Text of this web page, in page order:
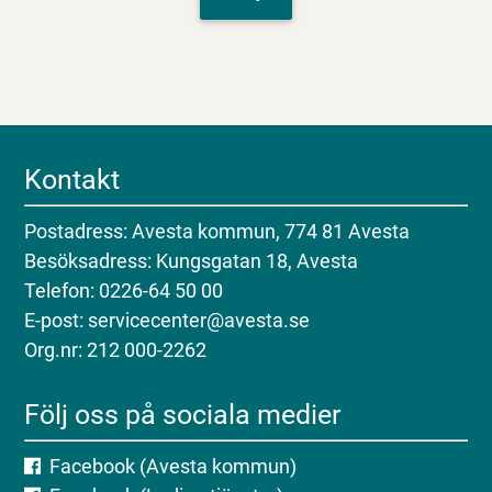
Kontakt
Postadress: Avesta kommun, 774 81 Avesta
Besöksadress: Kungsgatan 18, Avesta
Telefon: 0226-64 50 00
E-post: servicecenter@avesta.se
Org.nr: 212 000-2262
Följ oss på sociala medier
Facebook (Avesta kommun)